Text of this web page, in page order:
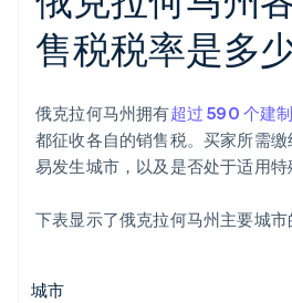
售税税率是多
俄克拉何马州拥有超过 590 个建
都征收各自的销售税。买家所需
易发生城市，以及是否处于适用特
下表显示了俄克拉何马州主要城
城市